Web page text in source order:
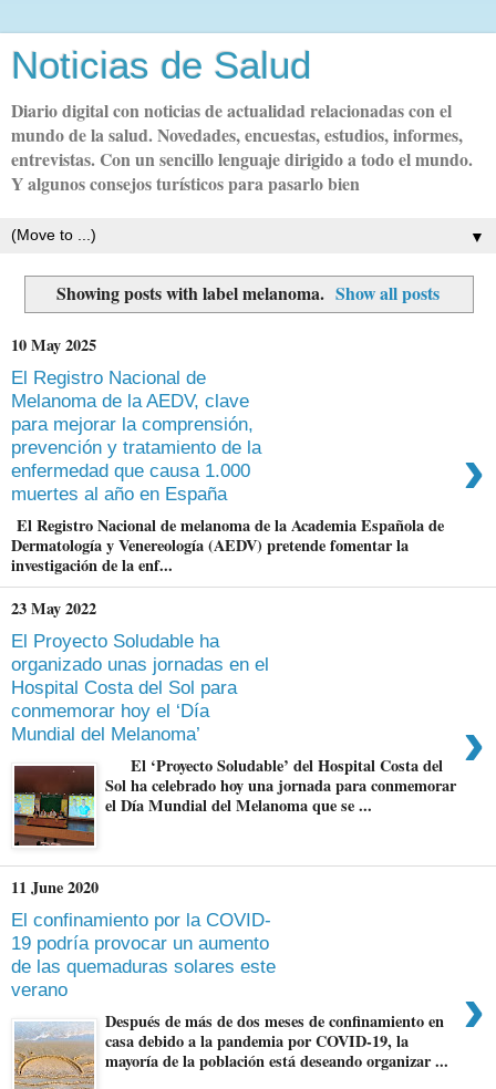
Noticias de Salud
Diario digital con noticias de actualidad relacionadas con el
mundo de la salud. Novedades, encuestas, estudios, informes,
entrevistas. Con un sencillo lenguaje dirigido a todo el mundo.
Y algunos consejos turísticos para pasarlo bien
▼
Showing posts with labelmelanoma. Show all posts
10 May 2025
El Registro Nacional de
Melanoma de la AEDV, clave
para mejorar la comprensión,
prevención y tratamiento de la
enfermedad que causa 1.000
muertes al año en España
›
El Registro Nacional de melanoma de la Academia Española de
Dermatología y Venereología (AEDV) pretende fomentar la
investigación de la enf...
23 May 2022
El Proyecto Soludable ha
organizado unas jornadas en el
Hospital Costa del Sol para
conmemorar hoy el ‘Día
Mundial del Melanoma’
›
El ‘Proyecto Soludable’ del Hospital Costa del
Sol ha celebrado hoy una jornada para conmemorar
el Día Mundial del Melanoma que se ...
11 June 2020
El confinamiento por la COVID-
19 podría provocar un aumento
de las quemaduras solares este
verano
›
Después de más de dos meses de confinamiento en
casa debido a la pandemia por COVID-19, la
mayoría de la población está deseando organizar ...